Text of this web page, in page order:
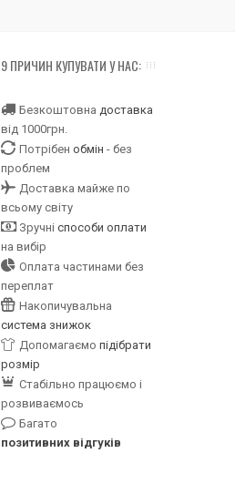
9 ПРИЧИН КУПУВАТИ У НАС:
Безкоштовна доставка
від 1000грн.
Потрібен обмін - без
проблем
Доставка майже по
всьому світу
Зручні способи оплати
на вибір
Оплата частинами без
переплат
Накопичувальна
система знижок
Допомагаємо підібрати
розмір
Стабільно працюємо і
розвиваємось
Багато
позитивних відгуків